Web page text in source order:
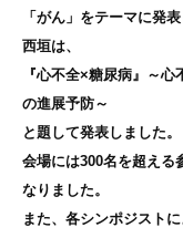
「がん」をテーマに発
西垣は、
『心不全×糖尿病』～
の進展予防～
と題して発表しました。
会場には300名を超える
なりました。
また、各シンポジスト